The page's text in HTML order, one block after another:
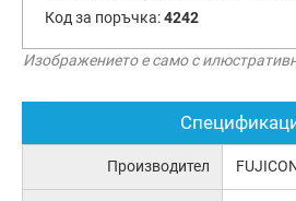
Код за поръчка:4242
Изображението е само с
Производител